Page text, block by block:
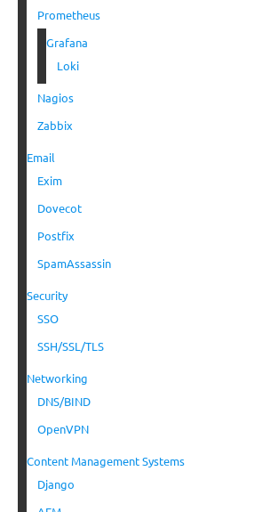
Prometheus
Grafana
Loki
Nagios
Zabbix
Email
Exim
Dovecot
Postfix
SpamAssassin
Security
SSO
SSH/SSL/TLS
Networking
DNS/BIND
OpenVPN
Content Management Systems
Django